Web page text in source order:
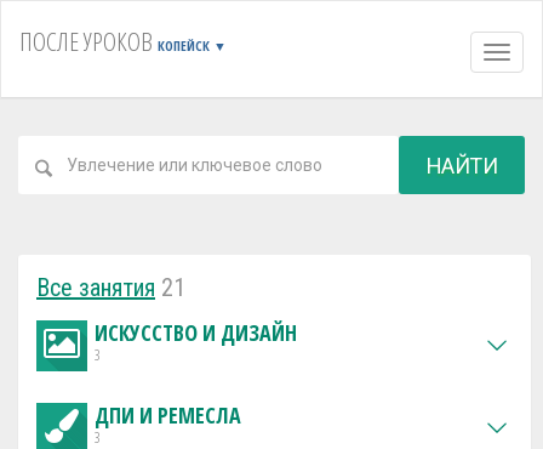
ПОСЛЕ УРОКОВ КОПЕЙСК ▼
НАЙТИ
Все занятия 21
ИСКУССТВО И ДИЗАЙН
3
ДПИ И РЕМЕСЛА
3